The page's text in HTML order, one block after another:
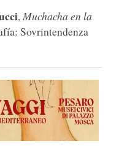
, Muchacha en la
Sovrintendenza